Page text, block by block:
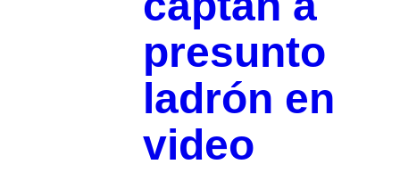
presunto
ladrón en
video